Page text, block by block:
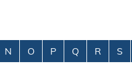
N O P Q R S